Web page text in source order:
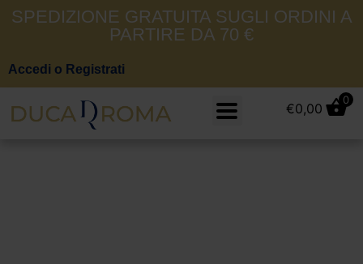
SPEDIZIONE GRATUITA SUGLI ORDINI A
PARTIRE DA 70 €
Accedi o Registrati
€0,00
0